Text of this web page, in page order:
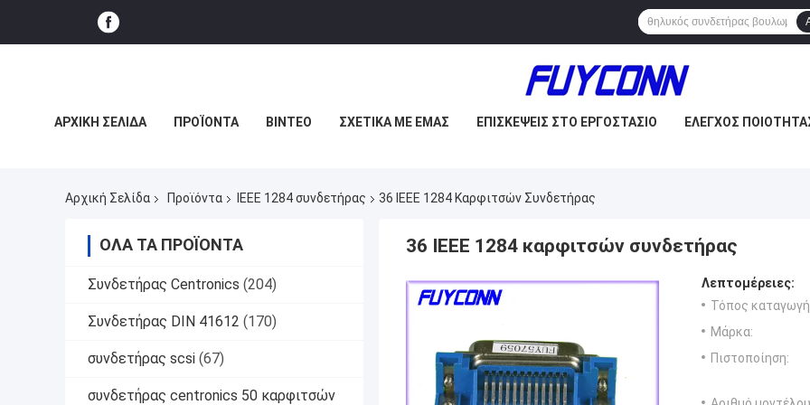
ΑΡΧΙΚΉ ΣΕΛΊΔΑ ΠΡΟΪΌΝΤΑ ΒΊΝΤΕΟ ΣΧΕΤΙΚΆ ΜΕ ΕΜΆΣ ΕΠΙΣΚΈΨΕΙΣ ΣΤΟ ΕΡΓΟΣΤΆΣΙΟ ΈΛΕΓΧΟΣ
Αρχική Σελίδα Προϊόντα IEEE 1284 συνδετήρας 36 IEEE 1284 Καρφιτσών Συνδετήρας
ΌΛΑ ΤΑ ΠΡΟΪΌΝΤΑ
Συνδετήρας Centronics (204)
Συνδετήρας DIN 41612 (170)
συνδετήρας scsi (67)
συνδετήρας centronics 50 καρφιτσών
36 IEEE 1284 καρφιτσών συνδετήρας
Λεπτομέρειες:
Τόπος
Μάρκα:
Πιστοποίηση: